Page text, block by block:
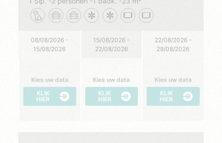
08/08/2026 -
15/08/2026
15/08/2026 -
22/08/2026
22/08/2026 -
29/08/2026
Kies uw data
KLIK
HIER
Kies uw data
KLIK
HIER
Kies uw data
KLIK
HIER